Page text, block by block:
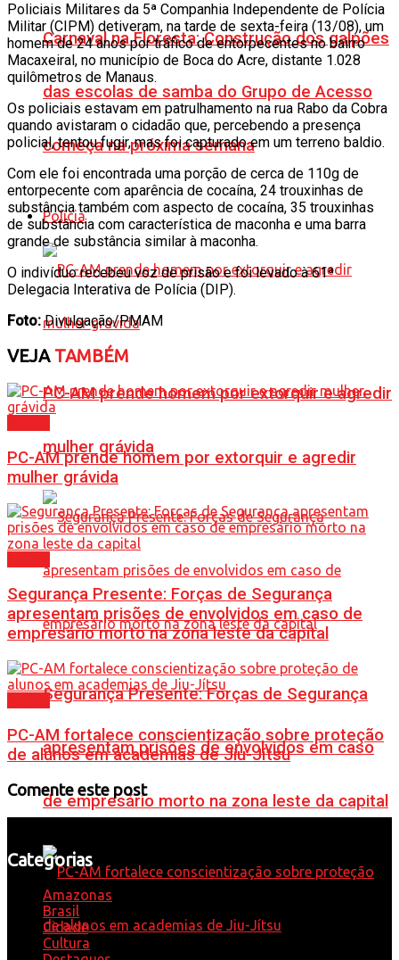
Carnaval na Floresta: Construção dos galpões
das escolas de samba do Grupo de Acesso
começa na próxima semana
Polícia
PC-AM prende homem por extorquir e agredir
mulher grávida
Segurança Presente: Forças de Segurança
apresentam prisões de envolvidos em caso
de empresário morto na zona leste da capital
Policiais Militares da 5ª Companhia Independente de Polícia
Militar (CIPM) detiveram, na tarde de sexta-feira (13/08), um
homem de 24 anos por tráfico de entorpecentes no bairro
Macaxeiral, no município de Boca do Acre, distante 1.028
quilômetros de Manaus.
Os policiais estavam em patrulhamento na rua Rabo da Cobra
quando avistaram o cidadão que, percebendo a presença
policial, tentou fugir, mas foi capturado em um terreno baldio.
Com ele foi encontrada uma porção de cerca de 110g de
entorpecente com aparência de cocaína, 24 trouxinhas de
substância também com aspecto de cocaína, 35 trouxinhas
de substância com característica de maconha e uma barra
grande de substância similar à maconha.
O indivíduo recebeu voz de prisão e foi levado à 61ª
Delegacia Interativa de Polícia (DIP).
Foto:Divulgação/PMAM
VEJATAMBÉM
PC-AM prende homem por extorquir e agredir
mulher grávida
Segurança Presente: Forças de Segurança
apresentam prisões de envolvidos em caso de
empresário morto na zona leste da capital
PC-AM fortalece conscientização sobre proteção
de alunos em academias de Jiu-Jítsu
Comente este post
Categorias
Amazonas
Brasil
Cidade
Cultura